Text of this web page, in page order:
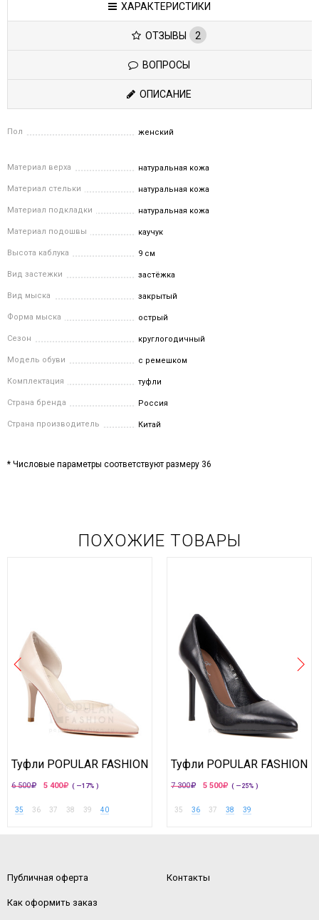
ХАРАКТЕРИСТИКИ
ОТЗЫВЫ 2
ВОПРОСЫ
ОПИСАНИЕ
Пол женский
Материал верха натуральная кожа
Материал стельки натуральная кожа
Материал подкладки натуральная кожа
Материал подошвы каучук
Высота каблука 9 см
Вид застежки застёжка
Вид мыска закрытый
Форма мыска острый
Сезон круглогодичный
Модель обуви с ремешком
Комплектация туфли
Страна бренда Россия
Страна производитель Китай
* Числовые параметры соответствуют размеру 36
ПОХОЖИЕ ТОВАРЫ
Туфли POPULAR FASHION
6 500 5 400 ( —17% )
35 36 37 38 39 40
Туфли POPULAR FASHION
7 300 5 500 ( —25% )
35 36 37 38 39
Публичная оферта
Как оформить заказ
Контакты